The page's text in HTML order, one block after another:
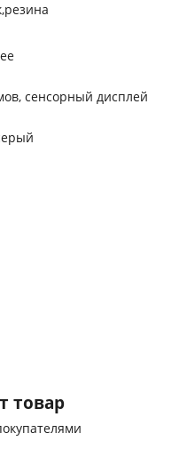
сенсорный дисплей
товар